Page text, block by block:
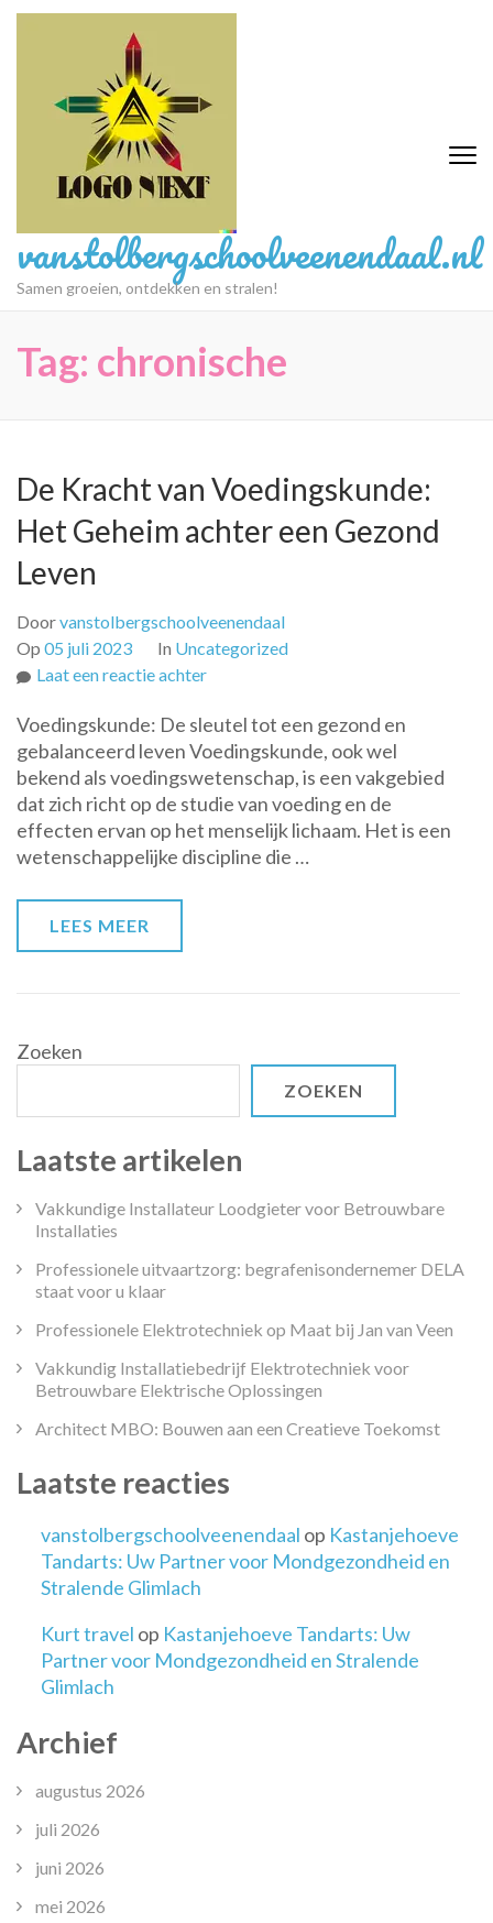
Ga
vanstolbergschoolveenendaal.nl
Samen groeien, ontdekken en stralen!
Tag: chronische
De Kracht van Voedingskunde:
Het Geheim achter een Gezond
Leven
Doorvanstolbergschoolveenendaal
Op 05 juli 2023 In Uncategorized
Laat een reactie achterop
Kracht
van
Voedingskunde:
Het
Geheim
achter
Voedingskunde: De sleutel tot een gezond en
gebalanceerd leven Voedingskunde, ook wel
bekend als voedingswetenschap, is een vakgebied
dat zich richt op de studie van voeding en de
effecten ervan op het menselijk lichaam. Het is een
wetenschappelijke discipline die …
LEES MEER
Zoeken
ZOEKEN
Laatste artikelen
Vakkundige Installateur Loodgieter voor Betrouwbare
Installaties
Professionele uitvaartzorg: begrafenisondernemer DELA
staat voor u klaar
Professionele Elektrotechniek op Maat bij Jan van Veen
Vakkundig Installatiebedrijf Elektrotechniek voor
Betrouwbare Elektrische Oplossingen
Architect MBO: Bouwen aan een Creatieve Toekomst
Laatste reacties
vanstolbergschoolveenendaal op Kastanjehoeve
Tandarts: Uw Partner voor Mondgezondheid en
Stralende Glimlach
Kurt travel op Kastanjehoeve Tandarts: Uw
Partner voor Mondgezondheid en Stralende
Glimlach
Archief
augustus 2026
juli 2026
juni 2026
mei 2026